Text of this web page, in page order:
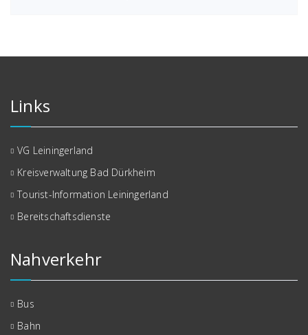
Links
VG Leiningerland
Kreisverwaltung Bad Dürkheim
Tourist-Information Leiningerland
Bereitschaftsdienste
Nahverkehr
Bus
Bahn